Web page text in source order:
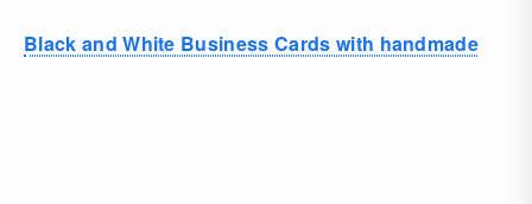
Black and White Business Cards with handmade